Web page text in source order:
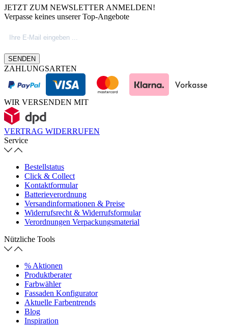
JETZT ZUM NEWSLETTER ANMELDEN!
Verpasse keines unserer Top-Angebote
SENDEN
ZAHLUNGSARTEN
WIR VERSENDEN MIT
VERTRAG WIDERRUFEN
Service
Bestellstatus
Click & Collect
Kontaktformular
Batterieverordnung
Versandinformationen & Preise
Widerrufsrecht & Widerrufsformular
Verordnungen Verpackungsmaterial
Nützliche Tools
% Aktionen
Produktberater
Farbwähler
Fassaden Konfigurator
Aktuelle Farbentrends
Blog
Inspiration